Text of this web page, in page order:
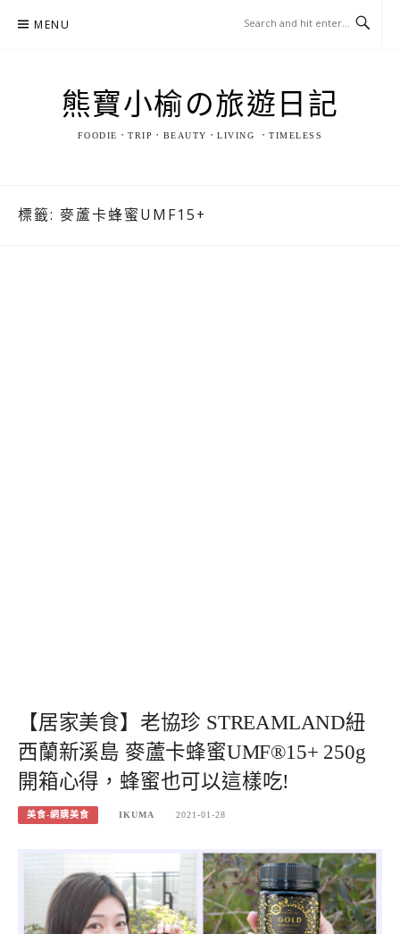
MENU
熊寶小榆の旅遊日記
FOODIE．TRIP．BEAUTY．LIVING ．TIMELESS
標籤: 麥蘆卡蜂蜜UMF15+
【居家美食】老協珍 STREAMLAND紐
西蘭新溪島 麥蘆卡蜂蜜UMF®15+ 250g
開箱心得，蜂蜜也可以這樣吃!
美食-網購美食 IKUMA 2021-01-28